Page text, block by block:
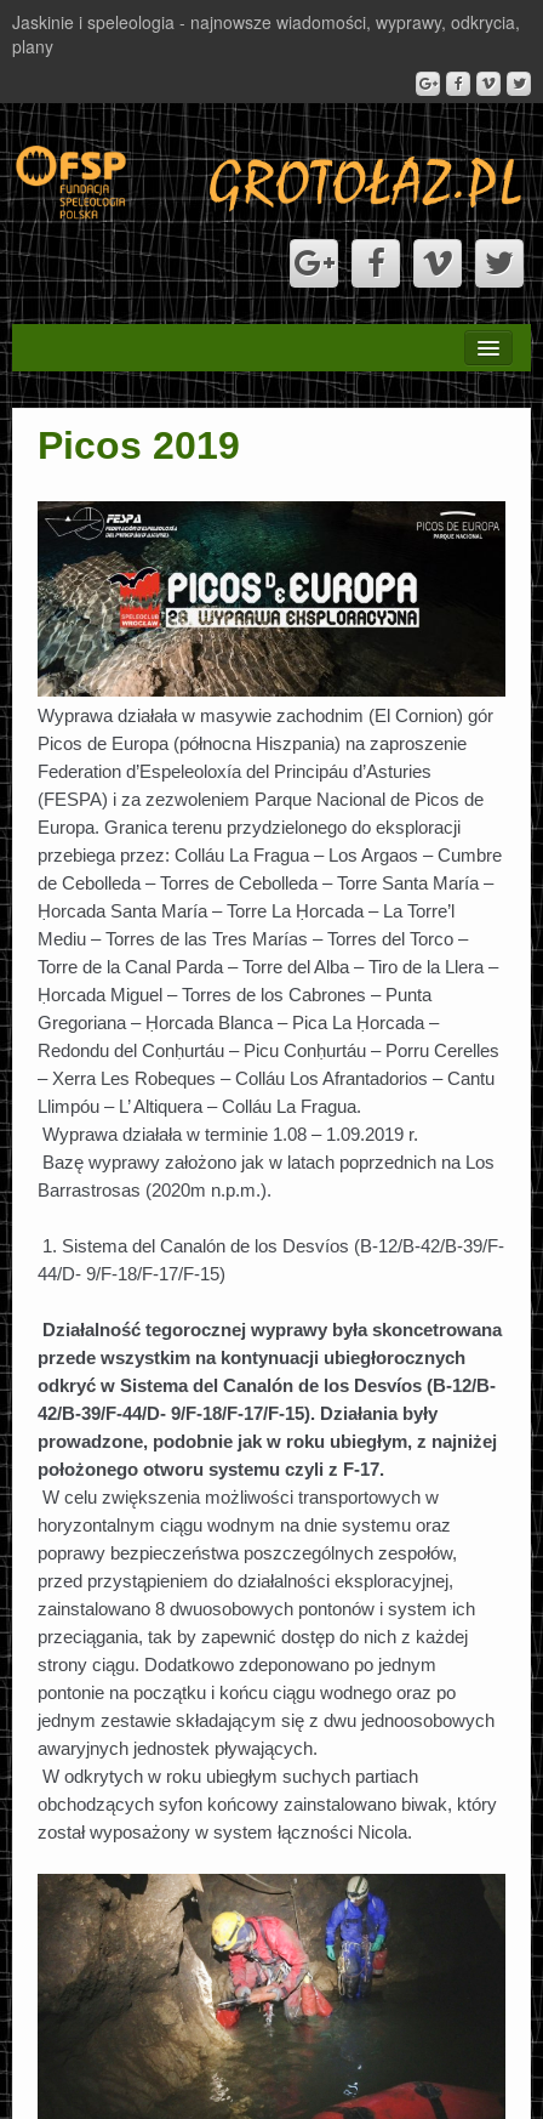
Jaskinie i speleologia - najnowsze wiadomości, wyprawy, odkrycia,
plany
PROJEKT VALBONA
NAGRODA
KATALOG WYPRAW POLSKICH
SZACHOWNICA
CAVE SNIPER
O FUNDACJI
KONTAKT
Picos 2019
Wyprawa działała w masywie zachodnim (El Cornion) gór
Picos de Europa (północna Hiszpania) na zaproszenie
Federation d’Espeleoloxía del Principáu d’Asturies
(FESPA) i za zezwoleniem Parque Nacional de Picos de
Europa. Granica terenu przydzielonego do eksploracji
przebiega przez: Colláu La Fragua – Los Argaos – Cumbre
de Cebolleda – Torres de Cebolleda – Torre Santa María –
Ḥorcada Santa María – Torre La Ḥorcada – La Torre’l
Mediu – Torres de las Tres Marías – Torres del Torco –
Torre de la Canal Parda – Torre del Alba – Tiro de la Llera –
Ḥorcada Miguel – Torres de los Cabrones – Punta
Gregoriana – Ḥorcada Blanca – Pica La Ḥorcada –
Redondu del Conḥurtáu – Picu Conḥurtáu – Porru Cerelles
– Xerra Les Robeques – Colláu Los Afrantadorios – Cantu
Llimpóu – L’ Altiquera – Colláu La Fragua.
Wyprawa działała w terminie 1.08 – 1.09.2019 r.
Bazę wyprawy założono jak w latach poprzednich na Los
Barrastrosas (2020m n.p.m.).
1. Sistema del Canalón de los Desvíos (B-12/B-42/B-39/F-
44/D- 9/F-18/F-17/F-15)
Działalność tegorocznej wyprawy była skoncetrowana
przede wszystkim na kontynuacji ubiegłorocznych
odkryć w Sistema del Canalón de los Desvíos (B-12/B-
42/B-39/F-44/D- 9/F-18/F-17/F-15). Działania były
prowadzone, podobnie jak w roku ubiegłym, z najniżej
położonego otworu systemu czyli z F-17.
W celu zwiększenia możliwości transportowych w
horyzontalnym ciągu wodnym na dnie systemu oraz
poprawy bezpieczeństwa poszczególnych zespołów,
przed przystąpieniem do działalności eksploracyjnej,
zainstalowano 8 dwuosobowych pontonów i system ich
przeciągania, tak by zapewnić dostęp do nich z każdej
strony ciągu. Dodatkowo zdeponowano po jednym
pontonie na początku i końcu ciągu wodnego oraz po
jednym zestawie składającym się z dwu jednoosobowych
awaryjnych jednostek pływających.
W odkrytych w roku ubiegłym suchych partiach
obchodzących syfon końcowy zainstalowano biwak, który
został wyposażony w system łączności Nicola.